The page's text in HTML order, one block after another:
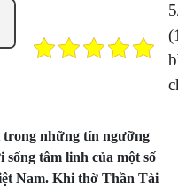
những tín ngưỡng
sống tâm linh của một số
Nam. Khi thờ Thần Tài